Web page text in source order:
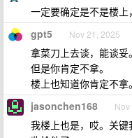
一定要确定是不是楼上
gpt5 Nov 21, 2025
拿菜刀上去谈，能谈妥。
但是你肯定不拿。
楼上也知道你肯定不拿。
jasonchen168
我楼上也是，哎。关